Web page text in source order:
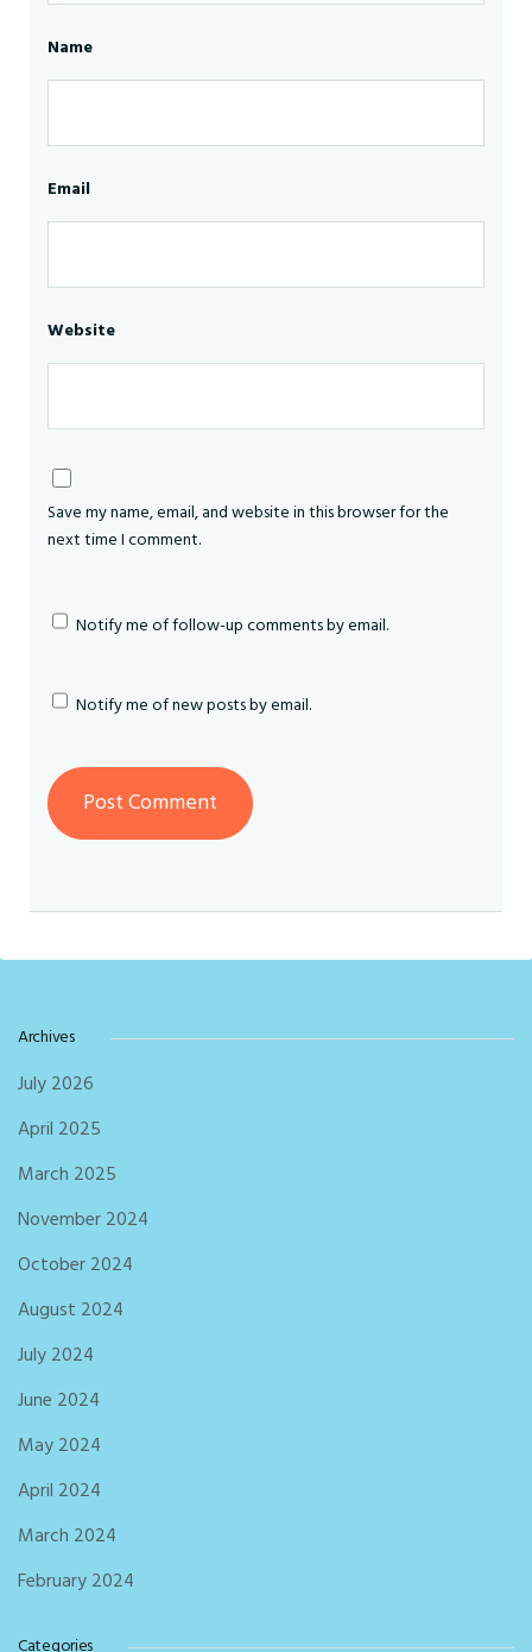
Name
Email
Website
Save my name, email, and website in this browser for the
next time I comment.
Notify me of follow-up comments by email.
Notify me of new posts by email.
Archives
July 2026
April 2025
March 2025
November 2024
October 2024
August 2024
July 2024
June 2024
May 2024
April 2024
March 2024
February 2024